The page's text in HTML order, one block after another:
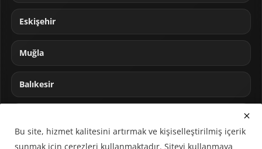
Eskişehir
Muğla
Balıkesir
Bu site, hizmet kalitesini artırmak ve kişiselleştirilmiş içerik
sunmak için çerezleri kullanmaktadır. Siteyi kullanmaya